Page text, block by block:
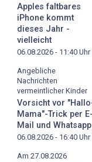
Apples faltbares
iPhone kommt
dieses Jahr -
vielleicht
06.08.2026 - 11:40 Uhr
Angebliche
Nachrichten
vermeintlicher Kinder
Vorsicht vor
Mama"-Trick per E-
Mail und Whatsapp
06.08.2026 - 16:40 Uhr
Am 27.08.2026